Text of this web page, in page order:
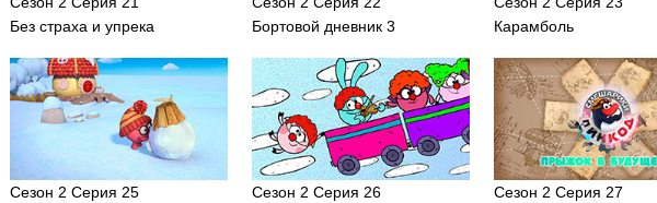
Без страха и упрека
Бортовой дневник 3
Карамболь
Сезон 2 Серия 25
Сезон 2 Серия 26
Сезон 2 Серия 27